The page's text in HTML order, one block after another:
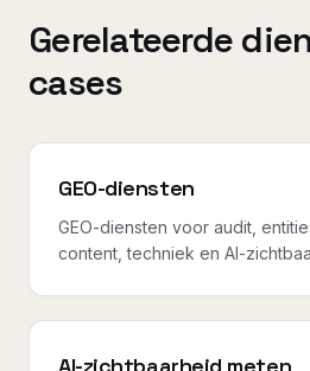
Gerelateerde
cases
GEO-diensten
GEO-diensten voor audit,
content, techniek en AI-